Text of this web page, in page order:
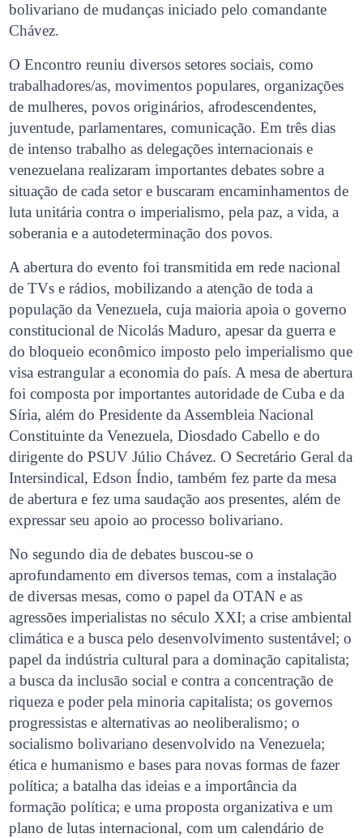
bolivariano de mudanças iniciado pelo comandante
Chávez.
O Encontro reuniu diversos setores sociais, como
trabalhadores/as, movimentos populares, organizações
de mulheres, povos originários, afrodescendentes,
juventude, parlamentares, comunicação. Em três dias
de intenso trabalho as delegações internacionais e
venezuelana realizaram importantes debates sobre a
situação de cada setor e buscaram encaminhamentos de
luta unitária contra o imperialismo, pela paz, a vida, a
soberania e a autodeterminação dos povos.
A abertura do evento foi transmitida em rede nacional
de TVs e rádios, mobilizando a atenção de toda a
população da Venezuela, cuja maioria apoia o governo
constitucional de Nicolás Maduro, apesar da guerra e
do bloqueio econômico imposto pelo imperialismo que
visa estrangular a economia do país. A mesa de abertura
foi composta por importantes autoridade de Cuba e da
Síria, além do Presidente da Assembleia Nacional
Constituinte da Venezuela, Diosdado Cabello e do
dirigente do PSUV Júlio Chávez. O Secretário Geral da
Intersindical, Edson Índio, também fez parte da mesa
de abertura e fez uma saudação aos presentes, além de
expressar seu apoio ao processo bolivariano.
No segundo dia de debates buscou-se o
aprofundamento em diversos temas, com a instalação
de diversas mesas, como o papel da OTAN e as
agressões imperialistas no século XXI; a crise ambiental
climática e a busca pelo desenvolvimento sustentável; o
papel da indústria cultural para a dominação capitalista;
a busca da inclusão social e contra a concentração de
riqueza e poder pela minoria capitalista; os governos
progressistas e alternativas ao neoliberalismo; o
socialismo bolivariano desenvolvido na Venezuela;
ética e humanismo e bases para novas formas de fazer
política; a batalha das ideias e a importância da
formação política; e uma proposta organizativa e um
plano de lutas internacional, com um calendário de